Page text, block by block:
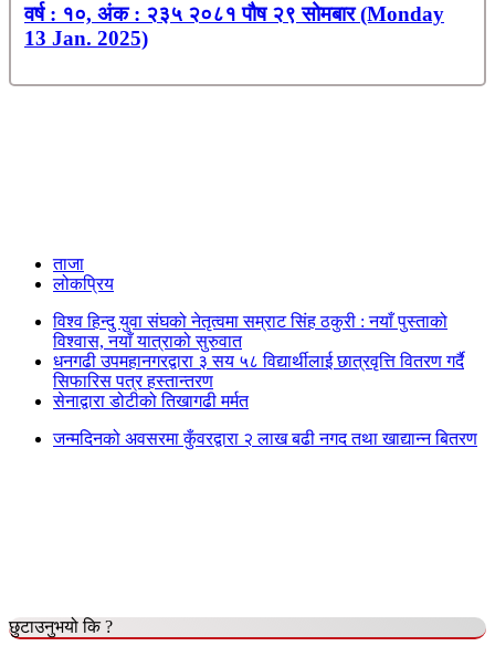
वर्ष : १०, अंक : २३५ २०८१ पौष २९ सोमबार (Monday
13 Jan. 2025)
ताजा
लोकप्रिय
विश्व हिन्दु युवा संघको नेतृत्वमा सम्राट सिंह ठकुरी : नयाँ पुस्ताको
विश्वास, नयाँ यात्राको सुरुवात
धनगढी उपमहानगरद्वारा ३ सय ५८ विद्यार्थीलाई छात्रवृत्ति वितरण गर्दै
सिफारिस पत्र हस्तान्तरण
सेनाद्वारा डोटीको तिखागढी मर्मत
जन्मदिनको अवसरमा कुँवरद्वारा २ लाख बढी नगद तथा खाद्यान्न बितरण
छुटाउनुभयो कि ?